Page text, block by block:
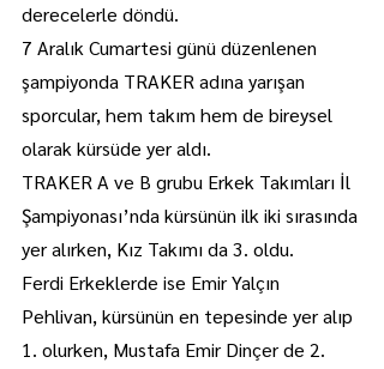
derecelerle döndü.
7 Aralık Cumartesi günü düzenlenen
şampiyonda TRAKER adına yarışan
sporcular, hem takım hem de bireysel
olarak kürsüde yer aldı.
TRAKER A ve B grubu Erkek Takımları İl
Şampiyonası’nda kürsünün ilk iki sırasında
yer alırken, Kız Takımı da 3. oldu.
Ferdi Erkeklerde ise Emir Yalçın
Pehlivan, kürsünün en tepesinde yer alıp
1. olurken, ⁠Mustafa Emir Dinçer de 2.